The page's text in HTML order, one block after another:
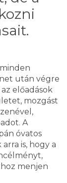
után végre
előadások
mozgást
A
óvatos
is, hogy a
menjen